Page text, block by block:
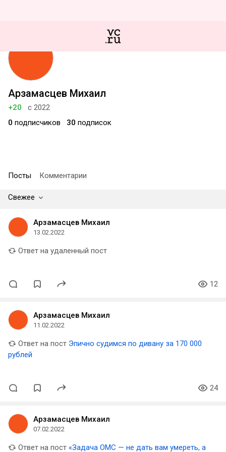
Арзамасцев Михаил
+20
с 2022
0 подписчиков 30 подписок
Посты Комментарии
Свежее
Арзамасцев Михаил
13.02.2022
Ответ на удаленный пост
12
Арзамасцев Михаил
11.02.2022
Ответ на пост Эпично судимся по дивану за 170 000
рублей
24
Арзамасцев Михаил
07.02.2022
Ответ на пост «Задача ОМС — не дать вам умереть, а